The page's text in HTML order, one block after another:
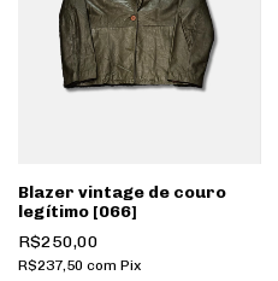
Blazer vintage de couro
legítimo [066]
R$250,00
R$237,50 com Pix